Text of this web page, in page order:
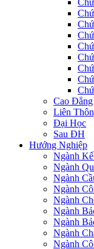
Cao Đẳng
Liên
Đại Học
Sau ĐH
Hướng Nghiệp
Ngành
Ngành
Ngành
Ngành
Ngành
Ngành
Ngành
Ngành
Ngành